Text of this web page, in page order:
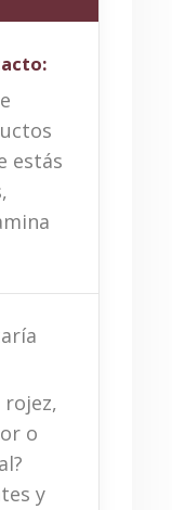
estás
rojez,
o
y